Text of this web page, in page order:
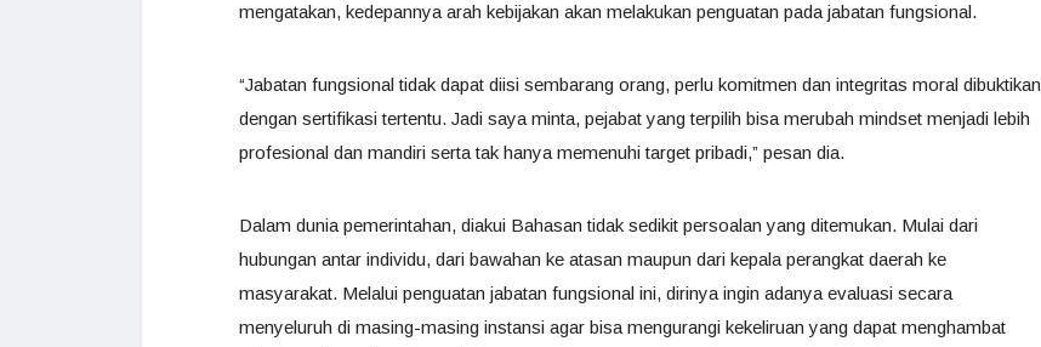
mengatakan, kedepannya arah kebijakan akan melakukan penguatan pada jabatan fungsional.
“Jabatan fungsional tidak dapat diisi sembarang orang, perlu komitmen dan integritas moral dibuktikan
dengan sertifikasi tertentu. Jadi saya minta, pejabat yang terpilih bisa merubah mindset menjadi lebih
profesional dan mandiri serta tak hanya memenuhi target pribadi,” pesan dia.
Dalam dunia pemerintahan, diakui Bahasan tidak sedikit persoalan yang ditemukan. Mulai dari
hubungan antar individu, dari bawahan ke atasan maupun dari kepala perangkat daerah ke
masyarakat. Melalui penguatan jabatan fungsional ini, dirinya ingin adanya evaluasi secara
menyeluruh di masing-masing instansi agar bisa mengurangi kekeliruan yang dapat menghambat